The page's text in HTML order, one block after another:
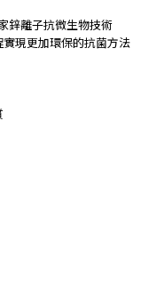
鋅離子抗微生物技術
現更加環保的抗菌方法